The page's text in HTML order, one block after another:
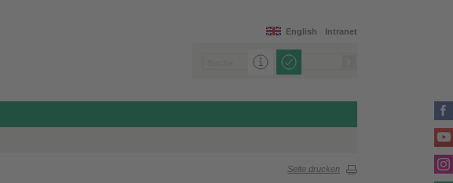
Intranet
English
Seite drucken